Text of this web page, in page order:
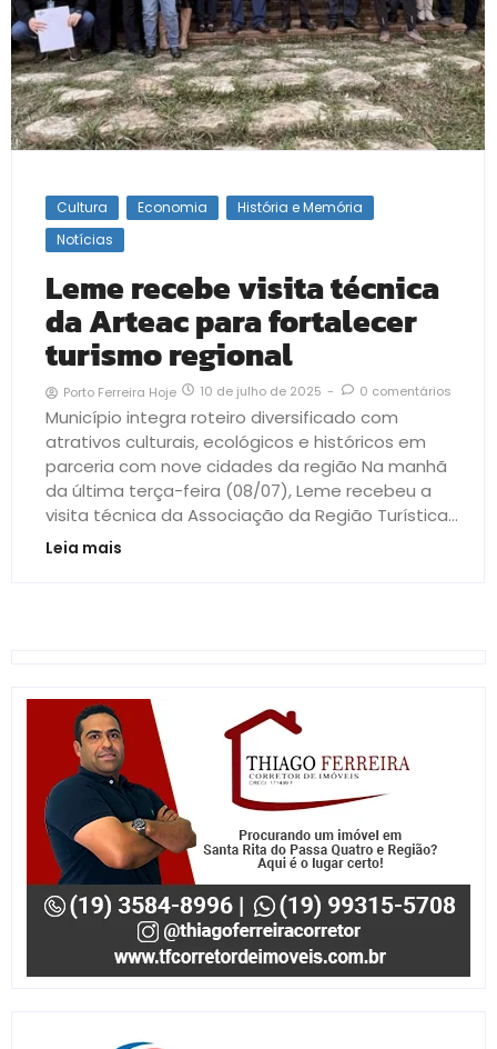
Cultura Economia
História e Memória
Notícias
Leme recebe visita técnica
da Arteac para fortalecer
turismo regional
Porto Ferreira Hoje 10 de julho de 2025 - 0 comentários
Município integra roteiro diversificado com
atrativos culturais, ecológicos e históricos em
parceria com nove cidades da região Na manhã
da última terça-feira (08/07), Leme recebeu a
visita técnica da Associação da Região Turística...
Leia mais